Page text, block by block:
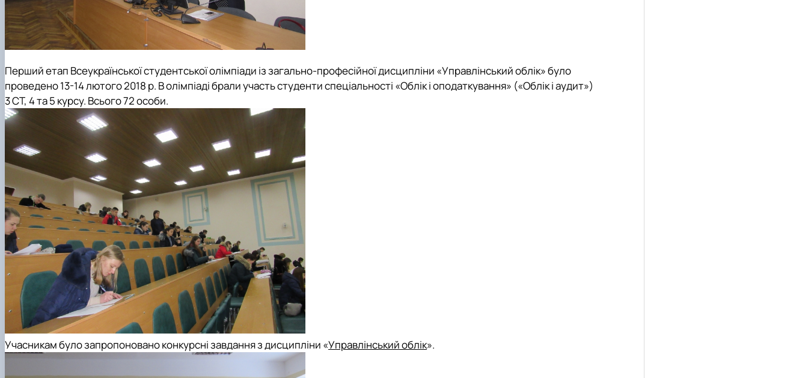
Перший етап Всеукраїнської студентської олімпіади із загально-професійної дисципліни «Управлінський облік» було
проведено 13-14 лютого 2018 р. В олімпіаді брали участь студенти спеціальності «Облік і оподаткування» («Облік і аудит»)
3 СТ, 4 та 5 курсу. Всього 72 особи.
Учасникам було запропоновано конкурсні завдання з дисципліни «Управлінський облік».